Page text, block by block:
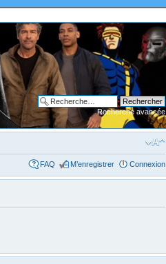
Recherche avancée
FAQ M’enregistrer Connexion